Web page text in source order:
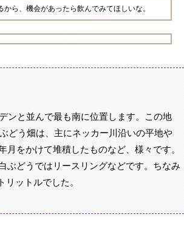
ら、機会があったら飲んでみてほしいな。
ンと並んで最も南に位置します。この地
どう畑は、主にネッカー川沿いの平地や
をかけて堆積したものなど、様々です。
ぶどうではリースリングなどです。ちなみ
ットルでした。